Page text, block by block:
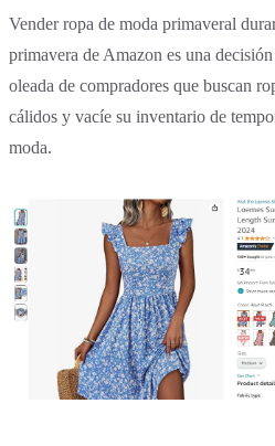
Vender ropa de moda primaveral
primavera de Amazon es una
oleada de compradores que buscan
cálidos y vacíe su inventario de
moda.